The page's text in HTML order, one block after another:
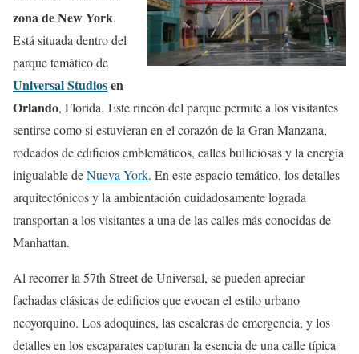
zona de New York.
Está situada dentro del
parque temático de
Universal Studiosen
Orlando, Florida. Este rincón del parque permite a los visitantes
sentirse como si estuvieran en el corazón de la Gran Manzana,
rodeados de edificios emblemáticos, calles bulliciosas y la energía
inigualable deNueva York. En este espacio temático, los detalles
arquitectónicos y la ambientación cuidadosamente lograda
transportan a los visitantes a una de las calles más conocidas de
Manhattan.
Al recorrer la 57th Street de Universal, se pueden apreciar
fachadas clásicas de edificios que evocan el estilo urbano
neoyorquino. Los adoquines, las escaleras de emergencia, y los
detalles en los escaparates capturan la esencia de una calle típica